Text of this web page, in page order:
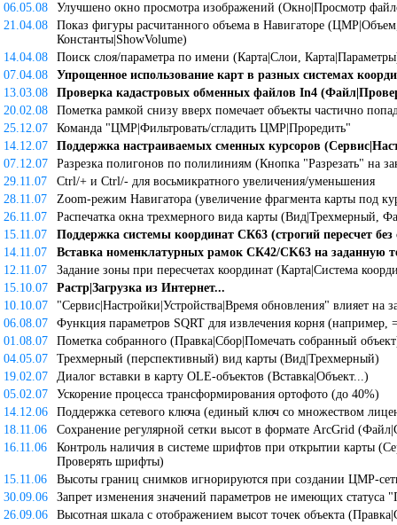
06.05.08
Улучшено окно просмотра изображений (Окно|Просмотр
21.04.08
Показ фигуры расчитанного объема в Навигаторе
Константы|ShowVolume)
14.04.08
Поиск слоя/параметра по имени (Карта|Слои,
07.04.08
Упрощенное использование карт в разных системах
13.03.08
Проверка кадастровых обменных файлов In4
20.02.08
Пометка рамкой снизу вверх помечает объекты частично
25.12.07
Команда "ЦМР|Фильтровать/сгладить ЦМР|Проредить"
14.12.07
Поддержка настраиваемых сменных курсоров
07.12.07
Разрезка полигонов по полилиниям (Кнопка "Разрезать" на
29.11.07
Ctrl/+ и Ctrl/- для восьмикратного увеличения/уменьшения
28.11.07
Zoom-режим Навигатора (увеличение фрагмента карты под
26.11.07
Распечатка окна трехмерного вида карты (Вид|Трехмерный,
15.11.07
Поддержка системы координат СК63 (строгий пересчет
14.11.07
Вставка номенклатурных рамок СК42/CK63 на заданную
12.11.07
Задание зоны при пересчетах координат (Карта|Система
15.10.07
Растр|Загрузка из Интернет...
10.10.07
"Сервис|Настройки|Устройства|Время обновления" влияет на
06.08.07
Функция параметров SQRT для извлечения корня (например,
01.08.07
Пометка собранного (Правка|Сбор|Помечать собранный
04.05.07
Трехмерный (перспективный) вид карты (Вид|Трехмерный)
19.02.07
Диалог вставки в карту OLE-объектов (Вставка|Объект...)
05.02.07
Ускорение процесса трансформирования ортофото (до 40%)
14.12.06
Поддержка сетевого ключа (единый ключ со множеством
18.11.06
Сохранение регулярной сетки высот в формате ArcGrid
16.11.06
Контроль наличия в системе шрифтов при открытии карты
Проверять шрифты)
15.11.06
Высоты границ снимков игнорируются при создании ЦМР-
30.09.06
Запрет изменения значений параметров не имеющих статуса
26.09.06
Высотная шкала с отображением высот точек объекта